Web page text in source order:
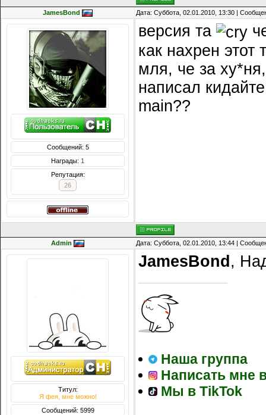
JamesBond Дата: Суббота, 02.01.2010, 13:30 |
Сообщений: 5
Награды: 1
Репутация:
26
версия та
как нахрен
мля, че за
написал
main??
Admin Дата: Суббота, 02.01.2010, 13:44 |
Титул:
Я фея, мне можно!
Сообщений: 5999
JamesBond ,
Наша группа
Написать мне
Мы в TikTok